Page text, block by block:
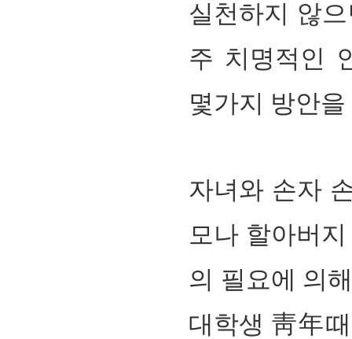
실천하지 않
주 치명적인
몇가지 방안
자녀와 손자
모나 할아버
의 필요에 의
대학생靑年